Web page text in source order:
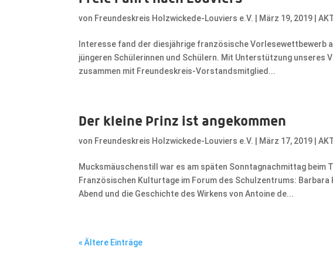
von Freundeskreis Holzwickede-Louviers e.V. März 19, 2019 |
Interesse fand der diesjährige französische Vorlesewettbewerb
jüngeren Schülerinnen und Schülern. Mit Unterstützung unseres
zusammen mit Freundeskreis-Vorstandsmitglied...
Der kleine Prinz ist angekommen
von Freundeskreis Holzwickede-Louviers e.V. März 17, 2019 |
Mucksmäuschenstill war es am späten Sonntagnachmittag beim
Französischen Kulturtage im Forum des Schulzentrums:
Abend und die Geschichte des Wirkens von Antoine de...
« Ältere Einträge